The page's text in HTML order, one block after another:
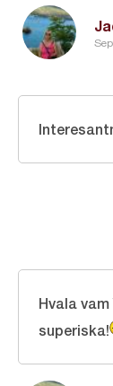
Hvala
superiska!